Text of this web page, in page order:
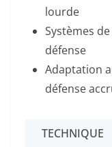
lourde
Systèmes
défense
Adaptation
défense
TECHNIQUE